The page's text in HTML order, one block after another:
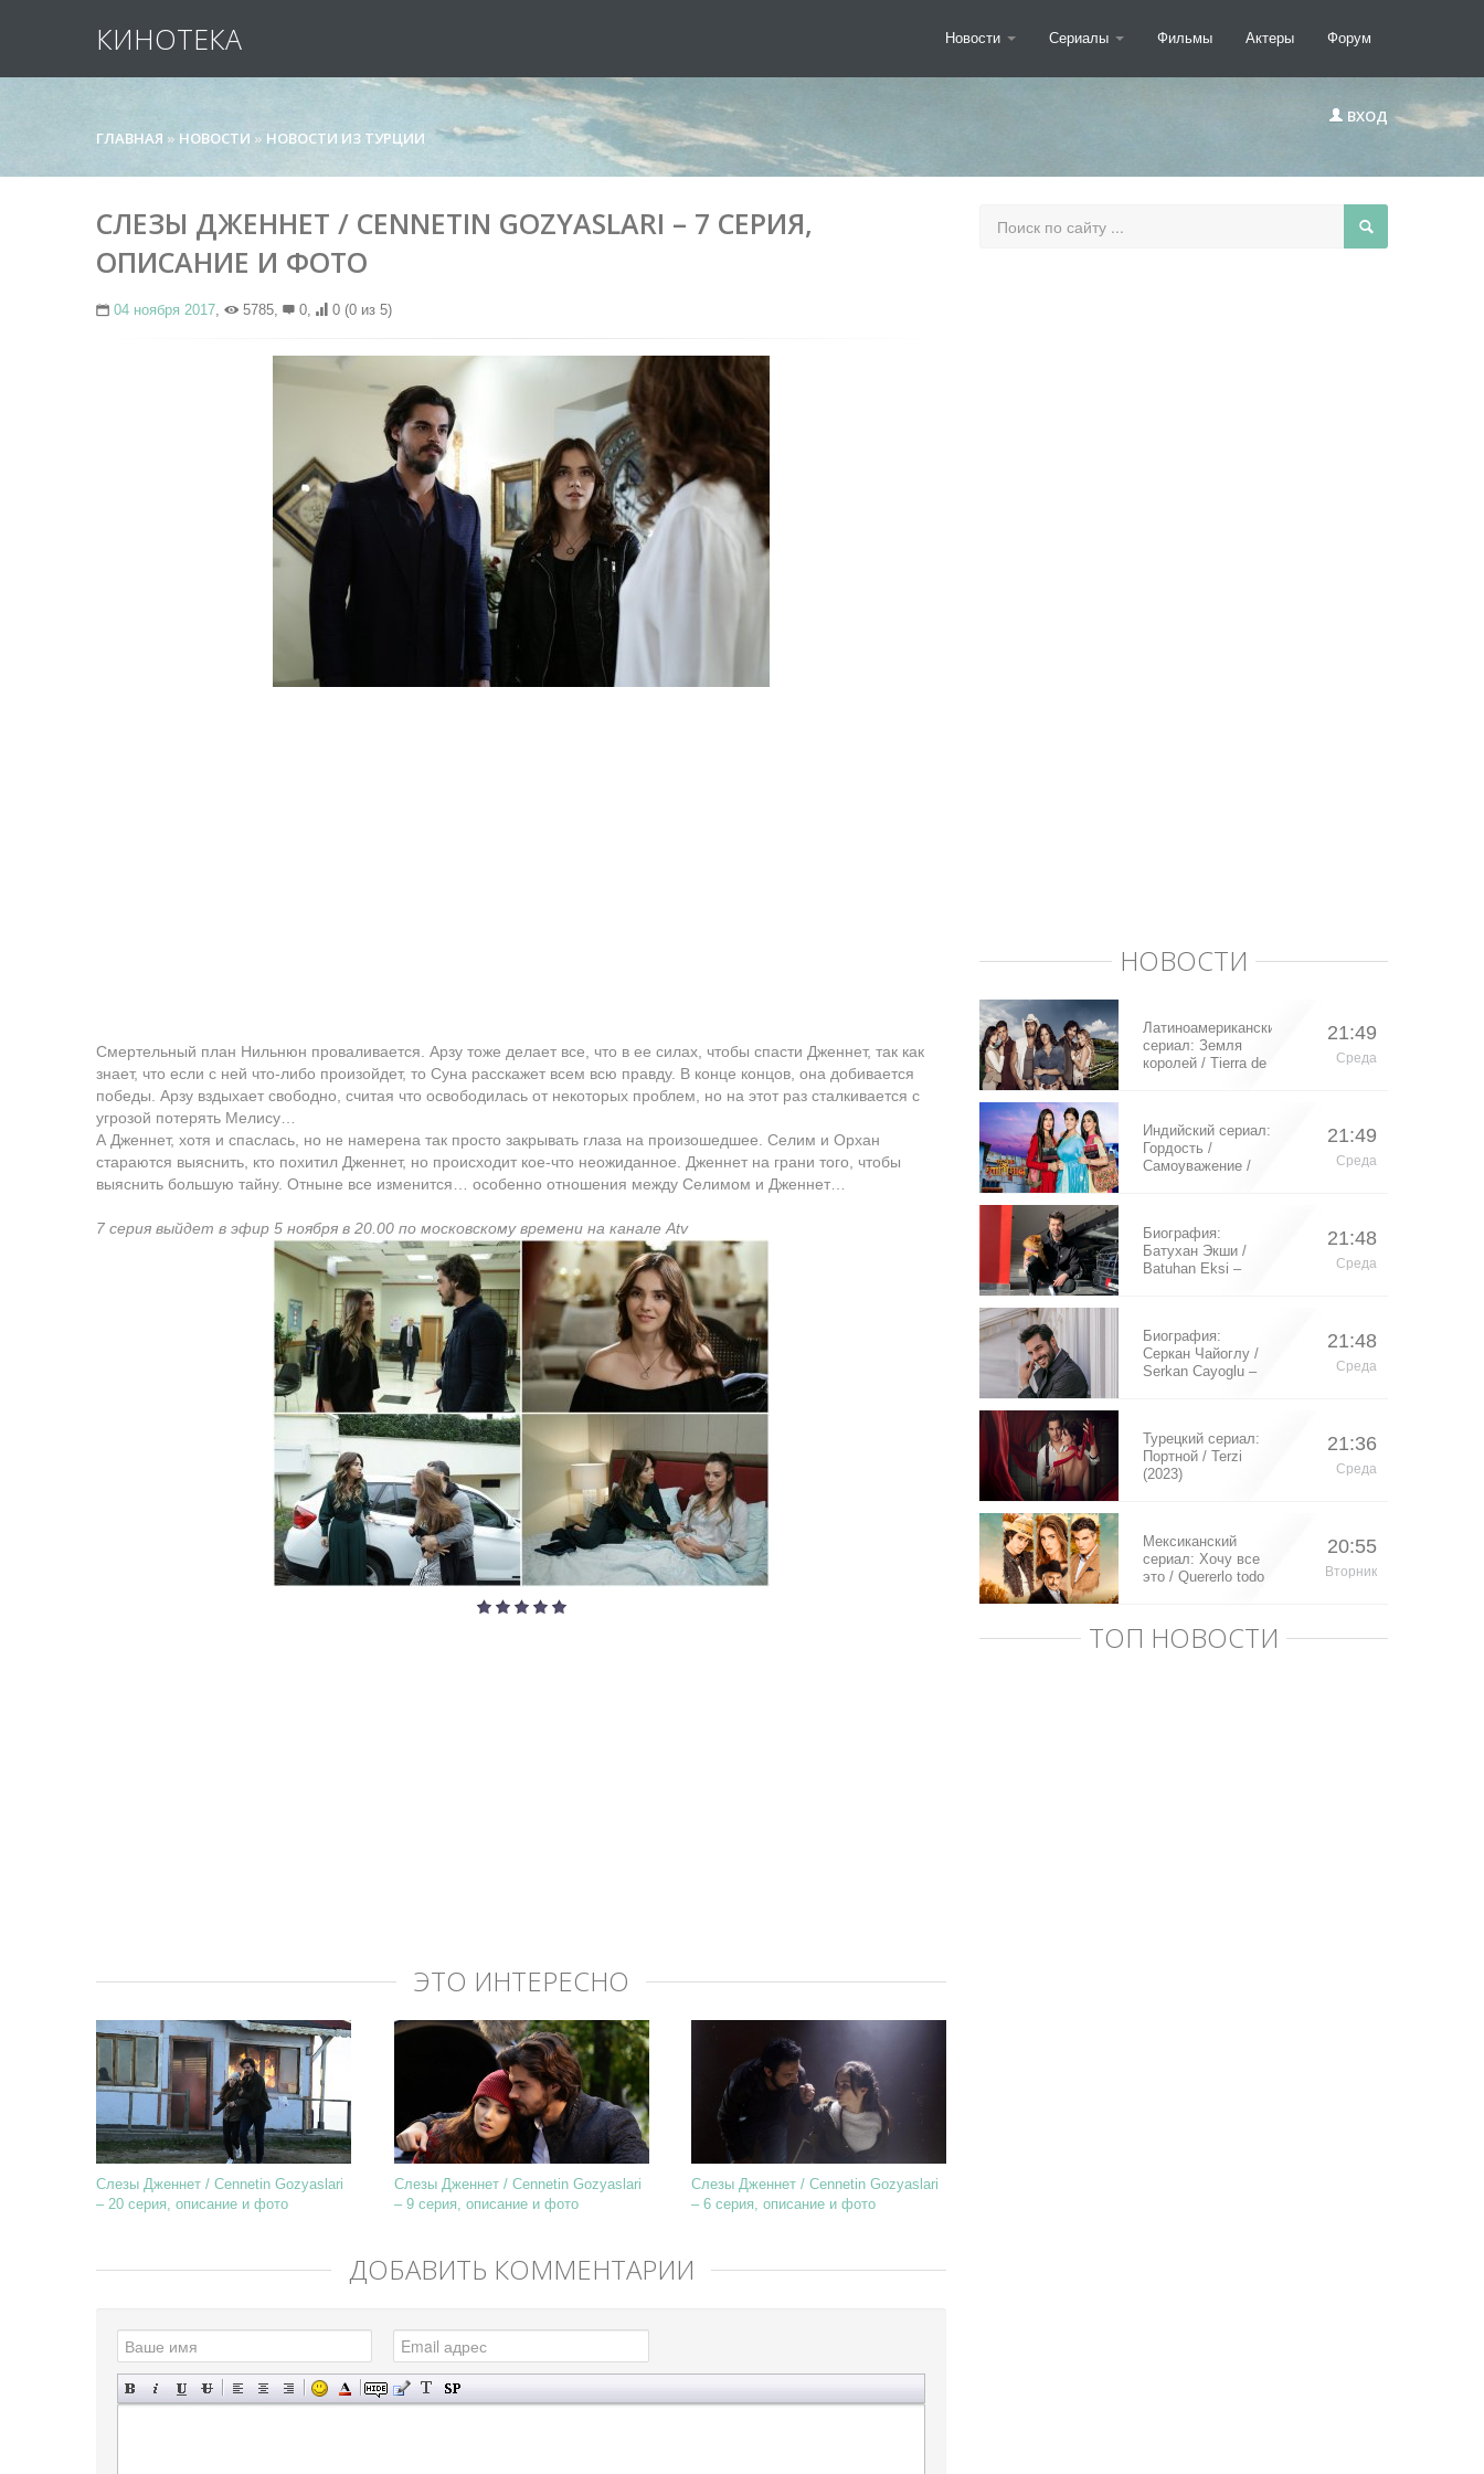
КИНОТЕКА Новости Сериалы Фильмы Актеры Форум
ВХОД
ГЛАВНАЯ » НОВОСТИ » НОВОСТИ ИЗ ТУРЦИИ
СЛЕЗЫ ДЖЕННЕТ / CENNETIN GOZYASLARI – 7 СЕРИЯ,
ОПИСАНИЕ И ФОТО
04 ноября 2017, 5785, 0, 0 (0 из 5)
Смертельный план Нильнюн проваливается. Арзу тоже делает все, что в ее силах, чтобы спасти Дженнет, так как
знает, что если с ней что-либо произойдет, то Суна расскажет всем всю правду. В конце концов, она добивается
победы. Арзу вздыхает свободно, считая что освободилась от некоторых проблем, но на этот раз сталкивается с
угрозой потерять Мелису…
А Дженнет, хотя и спаслась, но не намерена так просто закрывать глаза на произошедшее. Селим и Орхан
стараются выяснить, кто похитил Дженнет, но происходит кое-что неожиданное. Дженнет на грани того, чтобы
выяснить большую тайну. Отныне все изменится… особенно отношения между Селимом и Дженнет…
7 серия выйдет в эфир 5 ноября в 20.00 по московскому времени на канале Atv
ЭТО ИНТЕРЕСНО
Слезы Дженнет / Cennetin Gozyaslari
– 20 серия, описание и фото
Слезы Дженнет / Cennetin Gozyaslari
– 9 серия, описание и фото
Слезы Дженнет / Cennetin Gozyaslari
– 6 серия, описание и фото
ДОБАВИТЬ КОММЕНТАРИЙ
НОВОСТИ
Латиноамериканский
сериал: Земля
королей / Tierra de
21:49
Среда
Индийский сериал:
Гордость /
Самоуважение /
21:49
Среда
Биография:
Батухан Экши /
Batuhan Eksi –
21:48
Среда
Биография:
Серкан Чайоглу /
Serkan Cayoglu –
21:48
Среда
Турецкий сериал:
Портной / Terzi
(2023)
21:36
Среда
Мексиканский
сериал: Хочу все
это / Quererlo todo
20:55
Вторник
ТОП НОВОСТИ